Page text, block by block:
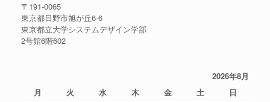
〒191-0065
東京都日野市旭が丘6-6
東京都立大学システムデザイン学部
2号館6階602
2026年8月
月
火 水 木 金 土
日